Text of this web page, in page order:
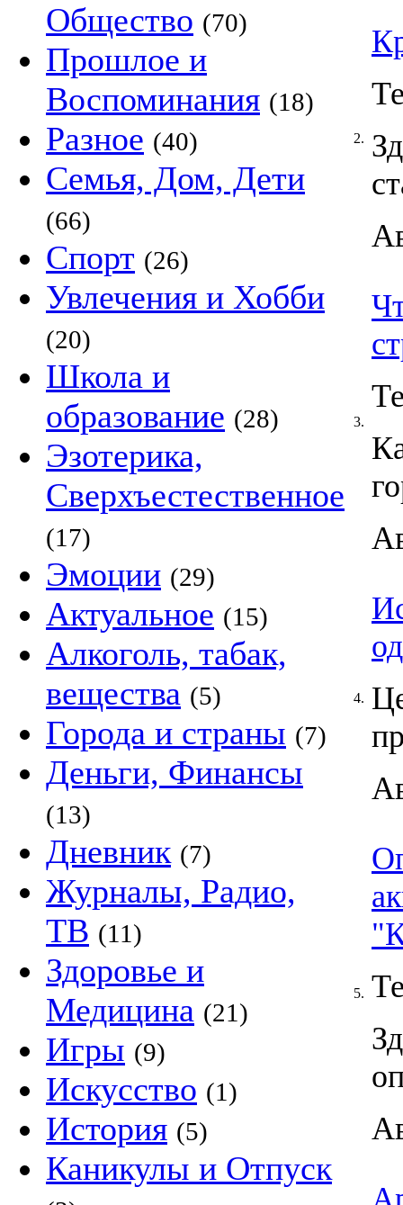
Общество (70)
Прошлое и
Воспоминания (18)
Разное (40)
Семья, Дом, Дети
(66)
Спорт (26)
Увлечения и Хобби
(20)
Школа и
образование (28)
Эзотерика,
Сверхъестественное
(17)
Эмоции (29)
Актуальное (15)
Алкоголь, табак,
вещества (5)
Города и страны (7)
Деньги, Финансы
(13)
Дневник (7)
Журналы, Радио,
ТВ (11)
Здоровье и
Медицина (21)
Игры (9)
Искусство (1)
История (5)
Каникулы и Отпуск
2.
3.
4.
5.